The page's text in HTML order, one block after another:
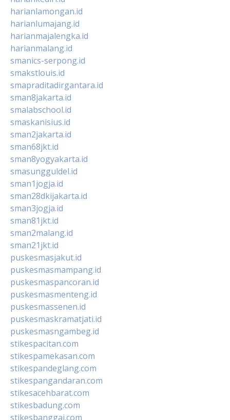
harianlamongan.id
harianlumajang.id
harianmajalengka.id
harianmalang.id
smanics-serpong.id
smakstlouis.id
smapraditadirgantara.id
sman8jakarta.id
smalabschool.id
smaskanisius.id
sman2jakarta.id
sman68jkt.id
sman8yogyakarta.id
smasungguldel.id
sman1jogja.id
sman28dkijakarta.id
sman3jogja.id
sman81jkt.id
sman2malang.id
sman21jkt.id
puskesmasjakut.id
puskesmasmampang.id
puskesmaspancoran.id
puskesmasmenteng.id
puskesmassenen.id
puskesmaskramatjati.id
puskesmasngambeg.id
stikespacitan.com
stikespamekasan.com
stikespandeglang.com
stikespangandaran.com
stikesacehbarat.com
stikesbadung.com
stikesbanggai.com